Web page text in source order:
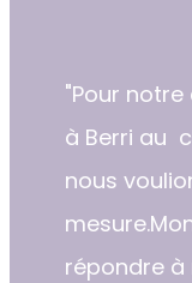
"​​Pour
à Berri au
nous
répondre